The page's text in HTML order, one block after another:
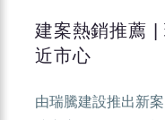
建案熱銷推薦 |
近市心
由瑞騰建設推出新